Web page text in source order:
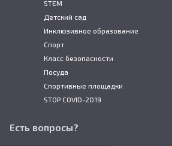
STEM
Детский сад
Инклюзивное образование
Спорт
Класс безопасности
Посуда
Спортивные площадки
STOP COVID-2019
Есть вопросы?